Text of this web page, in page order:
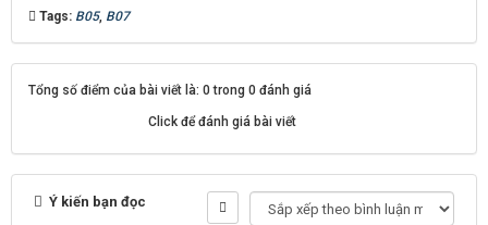
Tags: B05, B07
Tổng số điểm của bài viết là: 0 trong 0 đánh giá
Click để đánh giá bài viết
Ý kiến bạn đọc